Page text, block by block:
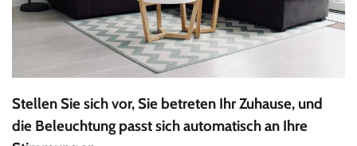
Stellen Sie sich vor, Sie betreten Ihr Zuhause, und
die Beleuchtung passt sich automatisch an Ihre